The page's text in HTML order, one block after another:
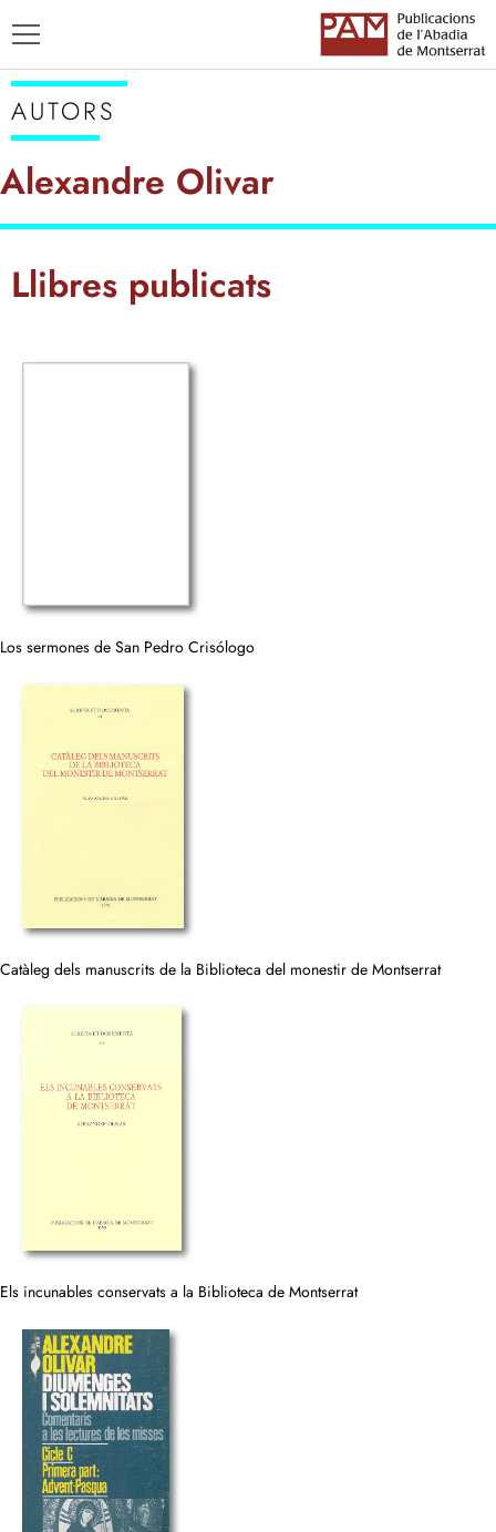
AUTORS
ENSENYAMENT CATALÀ
AUTORS
Alexandre Olivar
Llibres publicats
Los sermones de San Pedro Crisólogo
Catàleg dels manuscrits de la Biblioteca del monestir de Montserrat
Els incunables conservats a la Biblioteca de Montserrat